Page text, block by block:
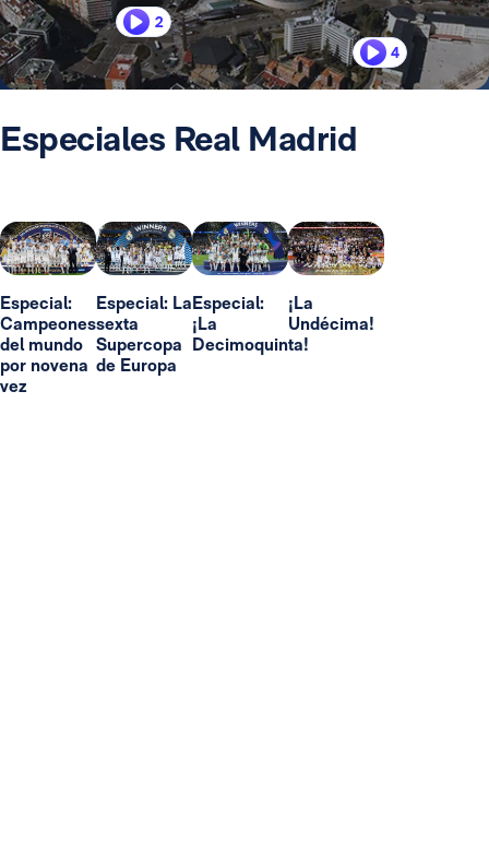
2
4
Especiales Real Madrid
Especial:
Campeones
del mundo
por novena
vez
Especial: La
sexta
Supercopa
de Europa
Especial:
¡La
Decimoquinta!
¡La
Undécima!